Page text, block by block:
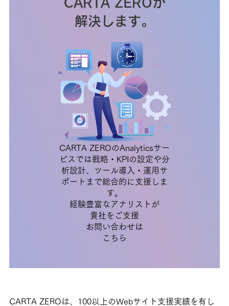
CARTA ZEROが
解決します。
CARTA ZEROのAnalyticsサー
ビスでは戦略・KPIの設定や分
析設計、ツール導入・運用サ
ポートまで総合的に支援しま
す。
経験豊富なアナリストが
貴社をご支援
お問い合わせは
こちら
CARTA ZEROは、100以上のWebサイト支援実績を有し